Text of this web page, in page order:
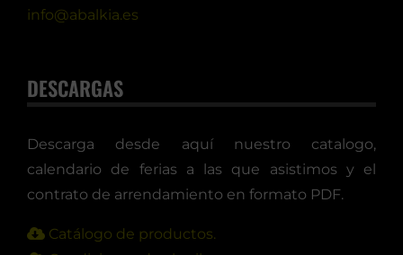
info@abalkia.es
DESCARGAS
Descarga desde aquí nuestro catalogo,
calendario de ferias a las que asistimos y el
contrato de arrendamiento en formato PDF.
Catálogo de productos.